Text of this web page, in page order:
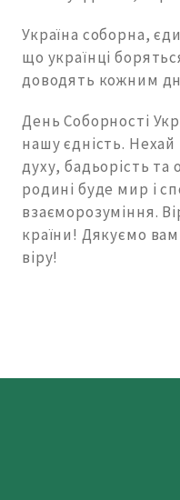
Україна соборна,
що українці
доводять кожним
День Соборності
нашу єдність.
духу, бадьорість та
родині буде мир і
взаєморозуміння.
країни! Дякуємо
віру!